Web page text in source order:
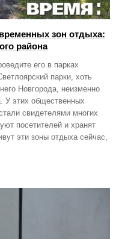
зон отдыха:
района
его в парках
парки, хоть
Новгорода, неизменно
У этих общественных
свидетелями многих
посетителей и хранят
эти зоны отдыха сейчас,